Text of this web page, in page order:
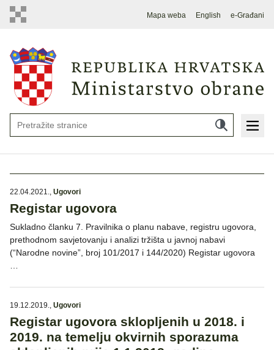
Mapa weba English e-Građani
22.04.2021., Ugovori
Registar ugovora
Sukladno članku 7. Pravilnika o planu nabave, registru ugovora,
prethodnom savjetovanju i analizi tržišta u javnoj nabavi
(“Narodne novine”, broj 101/2017 i 144/2020) Registar ugovora
…
19.12.2019., Ugovori
Registar ugovora sklopljenih u 2018. i
2019. na temelju okvirnih sporazuma